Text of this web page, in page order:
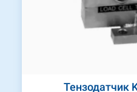
Тензодатчик